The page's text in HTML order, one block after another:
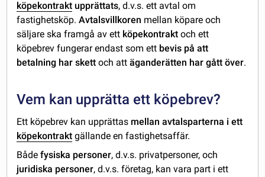
köpekontrakt upprättats, d.v.s. ett avtal om
fastighetsköp.Avtalsvillkoren mellan köpare och
säljare ska framgå av ett köpekontrakt och ett
köpebrev fungerar endast som ett bevis på att
betalning har skettoch attäganderätten har gått över.
Vem kan upprätta ett köpebrev?
Ett köpebrev kan upprättas mellan avtalsparterna i ett
köpekontrakt gällande en fastighetsaffär.
Bådefysiska personer, d.v.s. privatpersoner, och
juridiska personer, d.v.s. företag, kan vara part i ett